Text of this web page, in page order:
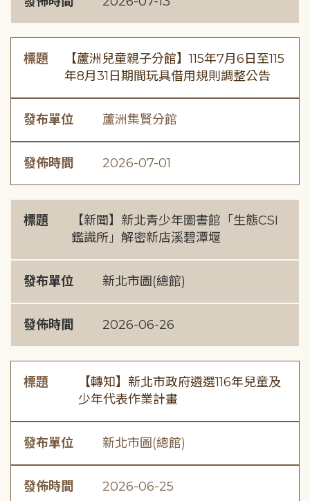
標題
【蘆洲兒童親子分館】115年7月6日至115
年8月31日期間玩具借用規則調整公告
發布單位 蘆洲集賢分館
發佈時間 2026-07-01
標題
【新聞】新北青少年圖書館「生態CSI
鑑識所」解密新店溪碧潭堰
發布單位 新北市圖(總館)
發佈時間 2026-06-26
標題
【轉知】新北市政府遴選116年兒童及
少年代表作業計畫
發布單位 新北市圖(總館)
發佈時間 2026-06-25